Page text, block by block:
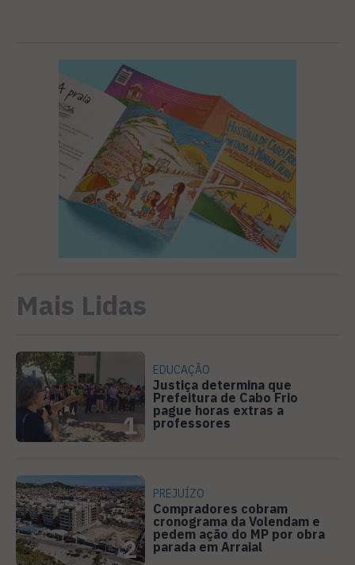
Mais Lidas
1
EDUCAÇÃO
Justiça determina que
Prefeitura de Cabo Frio
pague horas extras a
professores
2
PREJUÍZO
Compradores cobram
cronograma da Volendam e
pedem ação do MP por obra
parada em Arraial